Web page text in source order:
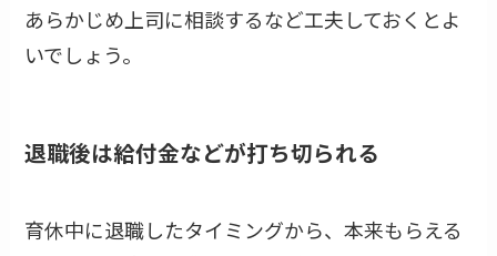
あらかじめ上司に相談するなど工夫しておくとよ
いでしょう。
退職後は給付金などが打ち切られる
育休中に退職したタイミングから、本来もらえる